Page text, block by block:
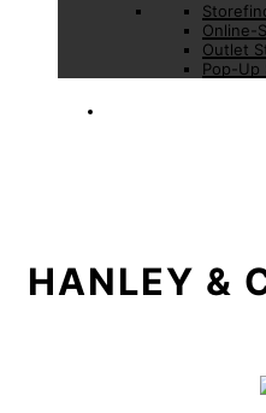
Online-
Outlet
Pop-Up
HANLEY &